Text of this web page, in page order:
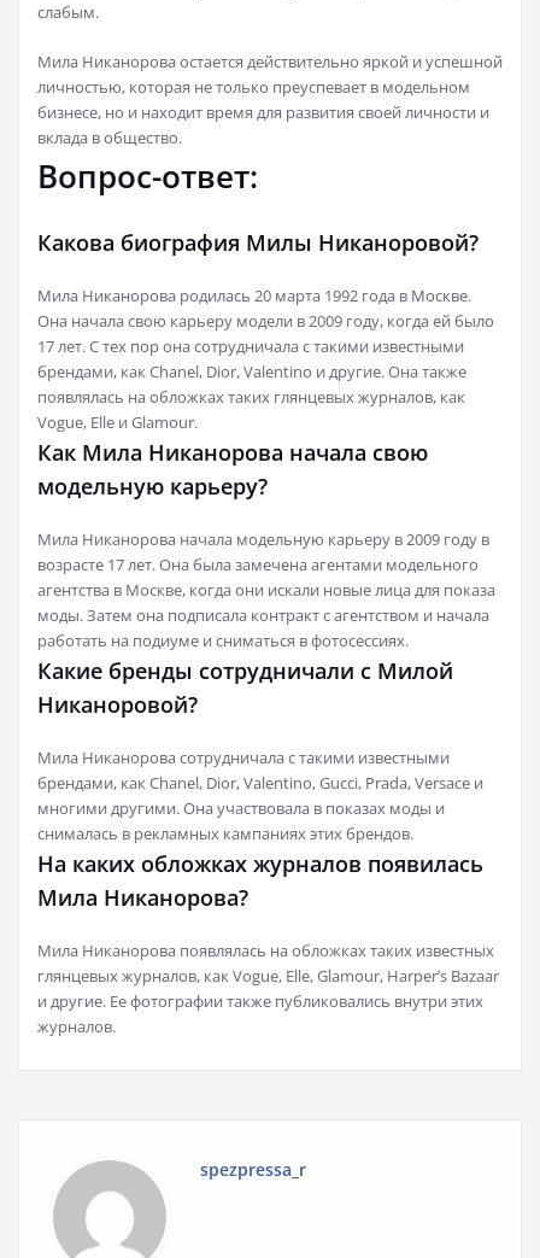
слабым.
Мила Никанорова остается действительно яркой и успешной
личностью, которая не только преуспевает в модельном
бизнесе, но и находит время для развития своей личности и
вклада в общество.
Вопрос-ответ:
Какова биография Милы Никаноровой?
Мила Никанорова родилась 20 марта 1992 года в Москве.
Она начала свою карьеру модели в 2009 году, когда ей было
17 лет. С тех пор она сотрудничала с такими известными
брендами, как Chanel, Dior, Valentino и другие. Она также
появлялась на обложках таких глянцевых журналов, как
Vogue, Elle и Glamour.
Как Мила Никанорова начала свою
модельную карьеру?
Мила Никанорова начала модельную карьеру в 2009 году в
возрасте 17 лет. Она была замечена агентами модельного
агентства в Москве, когда они искали новые лица для показа
моды. Затем она подписала контракт с агентством и начала
работать на подиуме и сниматься в фотосессиях.
Какие бренды сотрудничали с Милой
Никаноровой?
Мила Никанорова сотрудничала с такими известными
брендами, как Chanel, Dior, Valentino, Gucci, Prada, Versace и
многими другими. Она участвовала в показах моды и
снималась в рекламных кампаниях этих брендов.
На каких обложках журналов появилась
Мила Никанорова?
Мила Никанорова появлялась на обложках таких известных
глянцевых журналов, как Vogue, Elle, Glamour, Harper’s Bazaar
и другие. Ее фотографии также публиковались внутри этих
журналов.
spezpressa_r